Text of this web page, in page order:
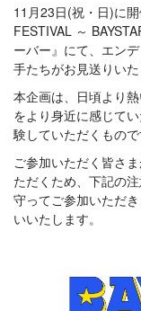
11月23日(祝・日)に
FESTIVAL ～
ーバー』にて、エン
手たちがお見送りいた
本企画は、日頃より
をより身近に感じて
験していただくもので
ご参加いただく皆さ
ただくため、下記の
守ってご参加いただ
いいたします。